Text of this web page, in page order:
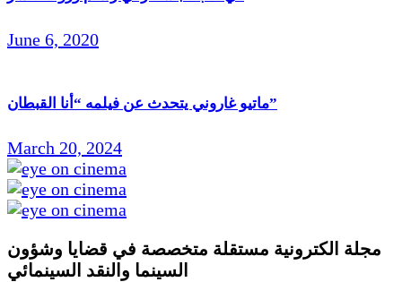
June 6, 2020
ماتيو غاروني يتحدث عن فيلمه “أنا القبطان”
March 20, 2024
مجلة الكترونية مستقلة متخصصة في قضايا وشؤون
السينما والنقد السينمائي